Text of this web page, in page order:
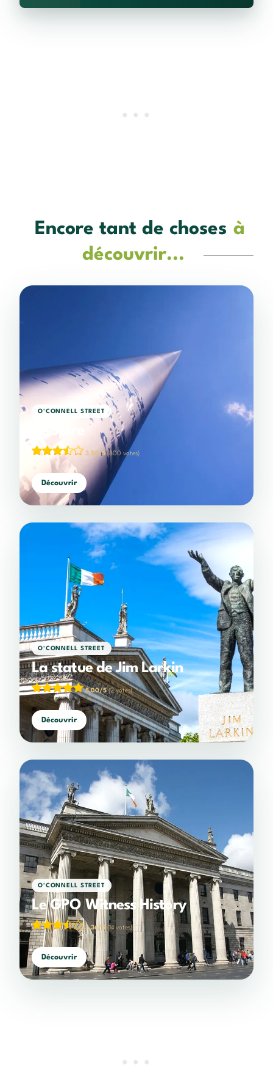
Encore tant de choses à
découvrir...
O'CONNELL STREET
Le Spire
3,58/5(800 votes)
Découvrir
O'CONNELL STREET
La statue de Jim Larkin
5,00/5(2 votes)
Découvrir
O'CONNELL STREET
Le GPO Witness History
3,36/5 (14 votes)
Découvrir